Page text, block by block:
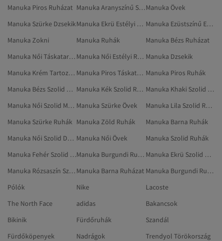
Manuka Piros Ruházat
Manuka Aranyszínű Szolid DzsekikManuka Övek
Manuka Szürke Dzsekik
Manuka Ekrü Estélyi Ruhák
Manuka Ezüstszínű Estélyi Ruhák
Manuka Zokni
Manuka Ruhák
Manuka Bézs Ruházat
Manuka Női Táskatartozékok
Manuka Női Estélyi Ruhák Manuka Dzsekik
Manuka Krém Tartozékok
Manuka Piros Táskatartozékok Manuka Piros Ruhák
Manuka Bézs Szolid Ruházat
Manuka Kék Szolid Ruhák
Manuka Khaki Szolid Ruházat
Manuka Női Szolid Mellények Manuka Szürke Övek
Manuka Lila Szolid Ruházat
Manuka Szürke Ruhák Manuka Zöld Ruhák
Manuka Barna Ruhák
Manuka Női Szolid Dzsekik Manuka Női Övek
Manuka Szolid Ruhák
Manuka Fehér Szolid Ruházat
Manuka Burgundi Ruházat
Manuka Ekrü Szolid Ruhák
Manuka Rózsaszín Szoknyák Manuka Barna Ruházat
Manuka Burgundi Ruhák
Pólók
Nike
Lacoste
The North Face
adidas
Bakancsok
Bikinik
Fürdőruhák
Szandál
Fürdőköpenyek
Nadrágok
Trendyol Törökország